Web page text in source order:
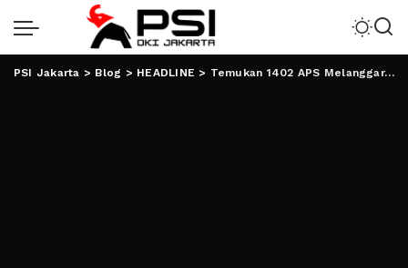
PSI Jakarta > Blog > HEADLINE > Temukan 1402 APS Melanggar, Bawaslu Surati Parpol